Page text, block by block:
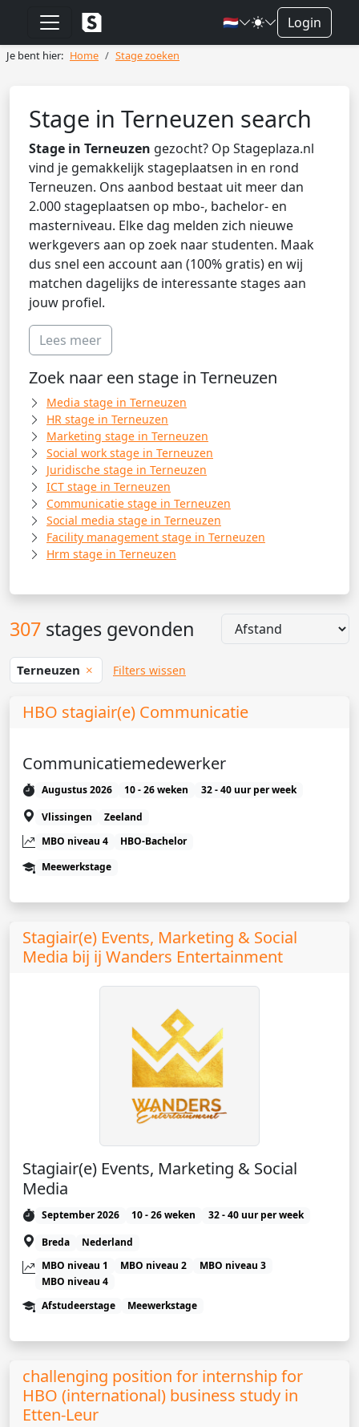
🇳🇱 Login
Je bent hier: Home Stage zoeken
Stage in Terneuzen search
Stage in Terneuzen gezocht? Op Stageplaza.nl
vind je gemakkelijk stageplaatsen in en rond
Terneuzen. Ons aanbod bestaat uit meer dan
2.000 stageplaatsen op mbo-, bachelor- en
masterniveau. Elke dag melden zich nieuwe
werkgevers aan op zoek naar studenten. Maak
dus snel een account aan (100% gratis) en wij
matchen dagelijks de interessante stages aan
jouw profiel.
Lees meer
Zoek naar een stage in Terneuzen
Media stage in Terneuzen
HR stage in Terneuzen
Marketing stage in Terneuzen
Social work stage in Terneuzen
Juridische stage in Terneuzen
ICT stage in Terneuzen
Communicatie stage in Terneuzen
Social media stage in Terneuzen
Facility management stage in Terneuzen
Hrm stage in Terneuzen
307 stages gevonden
Terneuzen Filters wissen
HBO stagiair(e) Communicatie
Communicatiemedewerker
Augustus 2026 10 - 26 weken
32 - 40 uur per week
Vlissingen
Zeeland
MBO niveau 4
HBO-Bachelor
Meewerkstage
Stagiair(e) Events, Marketing & Social
Media bij ij Wanders Entertainment
Stagiair(e) Events, Marketing & Social
Media
September 2026 10 - 26 weken
32 - 40 uur per week
Breda
Nederland
MBO niveau 1
MBO niveau 2
MBO niveau 3
MBO niveau 4
Afstudeerstage
Meewerkstage
challenging position for internship for
HBO (international) business study in
Etten-Leur